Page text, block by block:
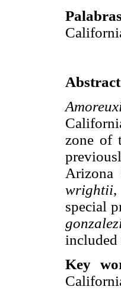
Abstract
zone of
wrightii,
special
included
Key